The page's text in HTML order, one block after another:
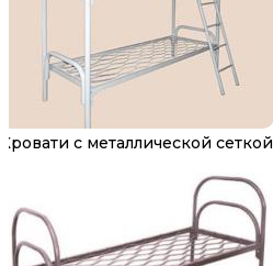
Кровати с металлической сеткой